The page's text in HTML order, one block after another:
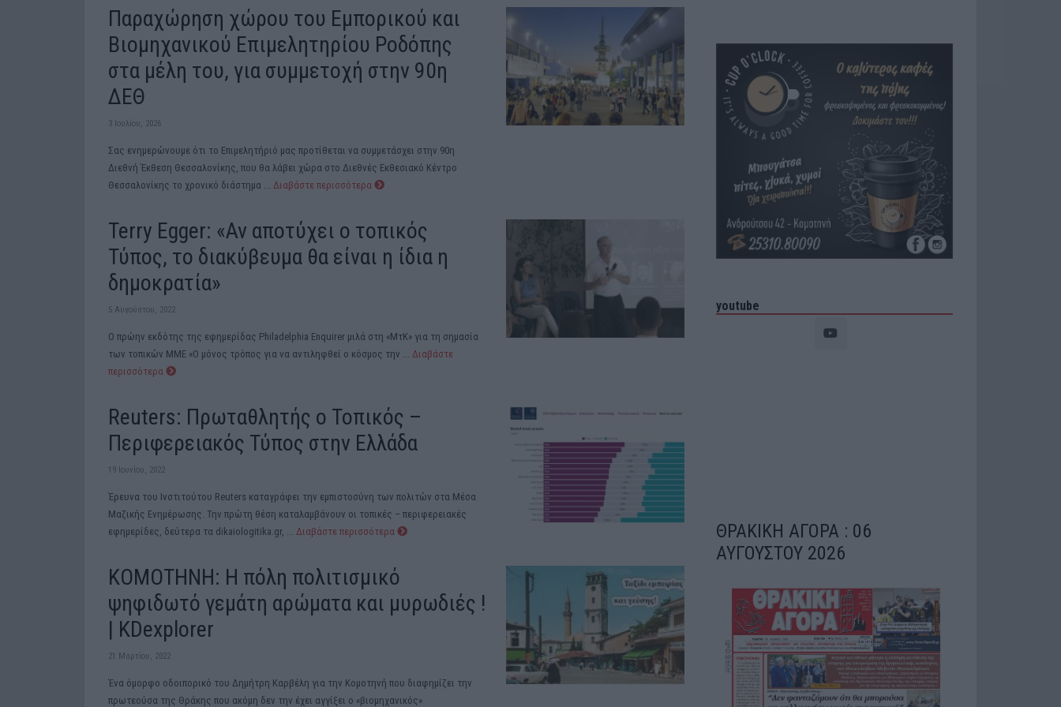
Παραχώρηση χώρου του Εμπορικού και
Βιομηχανικού Επιμελητηρίου Ροδόπης
στα μέλη του, για συμμετοχή στην 90η
ΔΕΘ
3 Ιουλίου, 2026
Σας ενημερώνουμε ότι το Επιμελητήριό μας προτίθεται να συμμετάσχει στην 90η
Διεθνή Έκθεση Θεσσαλονίκης, που θα λάβει χώρα στο Διεθνές Εκθεσιακό Κέντρο
Θεσσαλονίκης το χρονικό διάστημα ... Διαβάστε περισσότερα
Terry Egger: «Αν αποτύχει ο τοπικός
Τύπος, το διακύβευμα θα είναι η ίδια η
δημοκρατία»
5 Αυγούστου, 2022
O πρώην εκδότης της εφημερίδας Philadelphia Enquirer μιλά στη «ΜτΚ» για τη σημασία
των τοπικών ΜΜΕ «Ο μόνος τρόπος για να αντιληφθεί ο κόσμος την ... Διαβάστε
περισσότερα
Reuters: Πρωταθλητής ο Τοπικός –
Περιφερειακός Τύπος στην Ελλάδα
19 Ιουνίου, 2022
Έρευνα του Ινστιτούτου Reuters καταγράφει την εμπιστοσύνη των πολιτών στα Μέσα
Μαζικής Ενημέρωσης. Την πρώτη θέση καταλαμβάνουν οι τοπικές – περιφερειακές
εφημερίδες, δεύτερα τα dikaiologitika.gr, ...
Διαβάστε περισσότερα
ΚΟΜΟΤΗΝΗ: H πόλη πολιτισμικό
ψηφιδωτό γεμάτη αρώματα και μυρωδιές !
| KDexplorer
21 Μαρτίου, 2022
Ένα όμορφο οδοιπορικό του Δημήτρη Καρβέλη για την Κομοτηνή που διαφημίζει την
πρωτεούσα της Θράκης που ακόμη δεν την έχει αγγίξει ο «βιομηχανικός»
youtube
ΘΡΑΚΙΚΗ ΑΓΟΡΑ : 06
ΑΥΓΟΥΣΤΟΥ 2026